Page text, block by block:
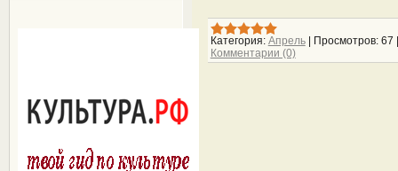
Категория: Апрель Просмотров: 67
Комментарии (0)